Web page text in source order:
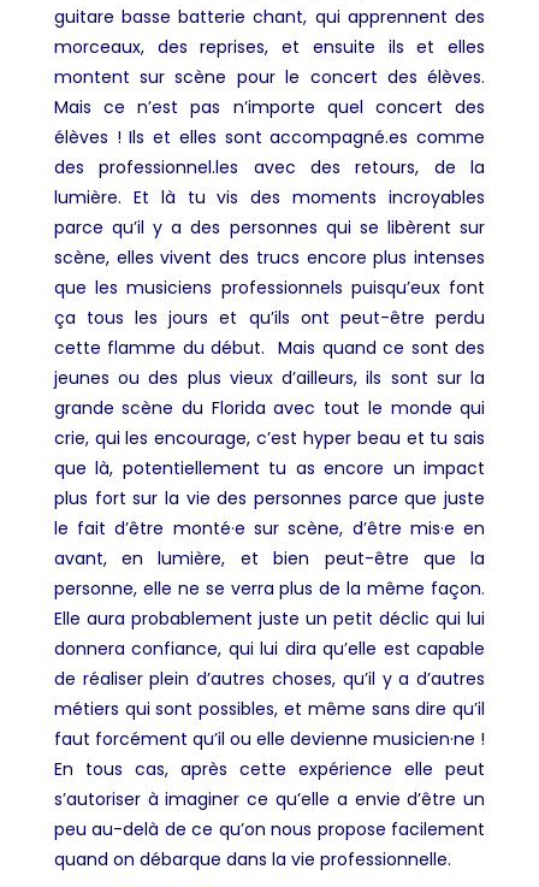
guitare basse batterie chant, qui apprennent des
morceaux, des reprises, et ensuite ils et elles
montent sur scène pour le concert des élèves.
Mais ce n’est pas n’importe quel concert des
élèves ! Ils et elles sont accompagné.es comme
des professionnel.les avec des retours, de la
lumière. Et là tu vis des moments incroyables
parce qu’il y a des personnes qui se libèrent sur
scène, elles vivent des trucs encore plus intenses
que les musiciens professionnels puisqu’eux font
ça tous les jours et qu’ils ont peut-être perdu
cette flamme du début. Mais quand ce sont des
jeunes ou des plus vieux d’ailleurs, ils sont sur la
grande scène du Florida avec tout le monde qui
crie, qui les encourage, c’est hyper beau et tu sais
que là, potentiellement tu as encore un impact
plus fort sur la vie des personnes parce que juste
le fait d’être monté·e sur scène, d’être mis·e en
avant, en lumière, et bien peut-être que la
personne, elle ne se verra plus de la même façon.
Elle aura probablement juste un petit déclic qui lui
donnera confiance, qui lui dira qu’elle est capable
de réaliser plein d’autres choses, qu’il y a d’autres
métiers qui sont possibles, et même sans dire qu’il
faut forcément qu’il ou elle devienne musicien·ne !
En tous cas, après cette expérience elle peut
s’autoriser à imaginer ce qu’elle a envie d’être un
peu au-delà de ce qu’on nous propose facilement
quand on débarque dans la vie professionnelle.